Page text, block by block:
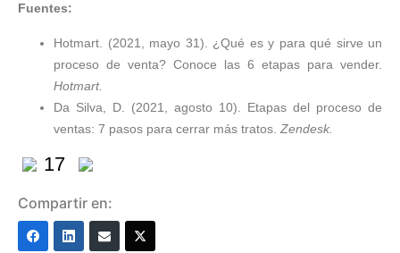
Fuentes:
Hotmart. (2021, mayo 31). ¿Qué es y para qué sirve un
proceso de venta? Conoce las 6 etapas para vender.
Hotmart.
Da Silva, D. (2021, agosto 10). Etapas del proceso de
ventas: 7 pasos para cerrar más tratos. Zendesk.
17
Compartir en: